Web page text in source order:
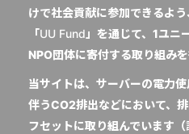
けで社会貢献に参加できるよ
「UU Fund 」を通じて、1ユニ
NPO団体に寄付する取り組みを
当サイトは、サーバーの電力
伴うCO2排出などにおいて、
フセットに取り組んでいます（